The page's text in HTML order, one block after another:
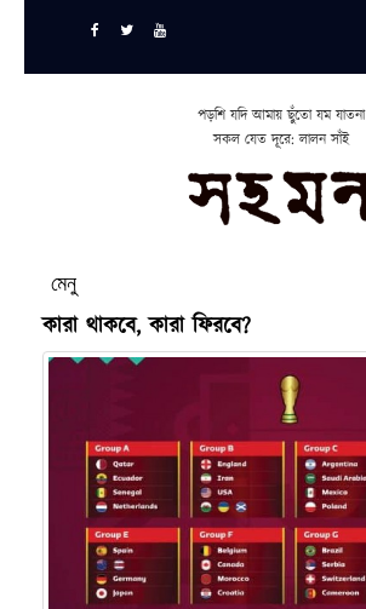
পড়শি যদি আমায় ছুঁতো যম যাতনা
সকল যেত দূরে: লালন সাঁই
মেনু
কারা থাকবে, কারা ফিরবে?